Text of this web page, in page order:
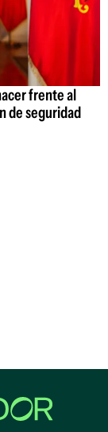
frente al
de seguridad